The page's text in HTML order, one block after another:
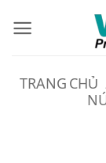
qua
dungTRANG CHỦ